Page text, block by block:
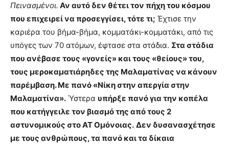
Πεινασμένοι. Αν αυτό δεν θέτει τον πήχη του κόσμου
που επιχειρεί να προσεγγίσει, τότε τι; Έχτισε την
καριέρα του βήμα-βήμα, κομματάκι-κομματάκι, από τις
υπόγες των 70 ατόμων, έφτασε στα στάδια. Στα στάδια
που ανέβασε τους «γονείς» και τους «θείους» του,
τους μεροκαματιάρηδες της Μαλαματίνας να κάνουν
παρέμβαση. Με πανό «Νίκη στην απεργία στην
Μαλαματίνα». Ύστερα υπήρξε πανό για την κοπέλα
που κατήγγειλε τον βιασμό της από τους 2
αστυνομικούς στο ΑΤ Ομόνοιας. Δεν δυσανασχέτησε
με τους ανθρώπους, τα πανό και τα δίκαια